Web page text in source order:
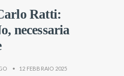
Ratti:
necessaria
• 12 FEBBRAIO 2025